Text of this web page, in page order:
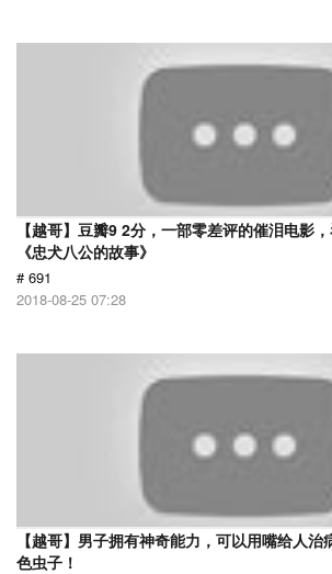
【越哥】豆瓣9 2分，一部零差评的催泪电影
《忠犬八公的故事》
# 691
2018-08-25 07:28
【越哥】男子拥有神奇能力，可以用嘴给人
色虫子！